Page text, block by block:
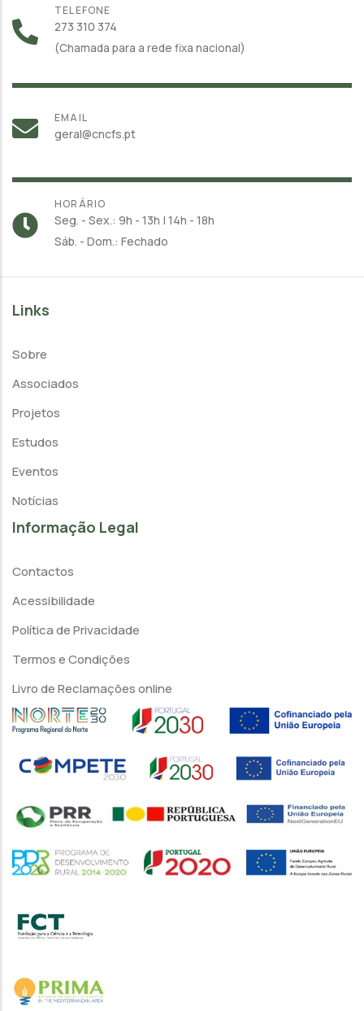
TELEFONE
273 310 374
(Chamada para a rede fixa nacional)
EMAIL
geral@cncfs.pt
HORÁRIO
Seg. - Sex.: 9h - 13h | 14h - 18h
Sáb. - Dom.: Fechado
Links
Sobre
Associados
Projetos
Estudos
Eventos
Notícias
Informação Legal
Contactos
Acessibilidade
Política de Privacidade
Termos e Condições
Livro de Reclamações online